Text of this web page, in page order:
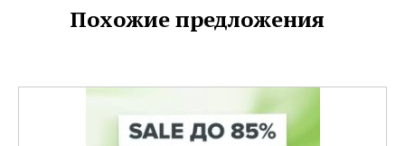
Похожие предложения